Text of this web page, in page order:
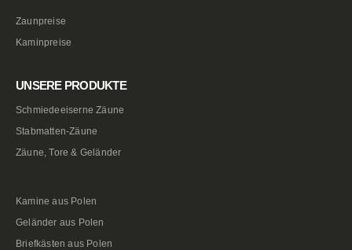
Zaunpreise
Kaminpreise
UNSERE PRODUKTE
Schmiedeeiserne Zäune
Stabmatten-Zäune
Zäune, Tore & Geländer
Kamine aus Polen
Geländer aus Polen
Briefkästen aus Polen